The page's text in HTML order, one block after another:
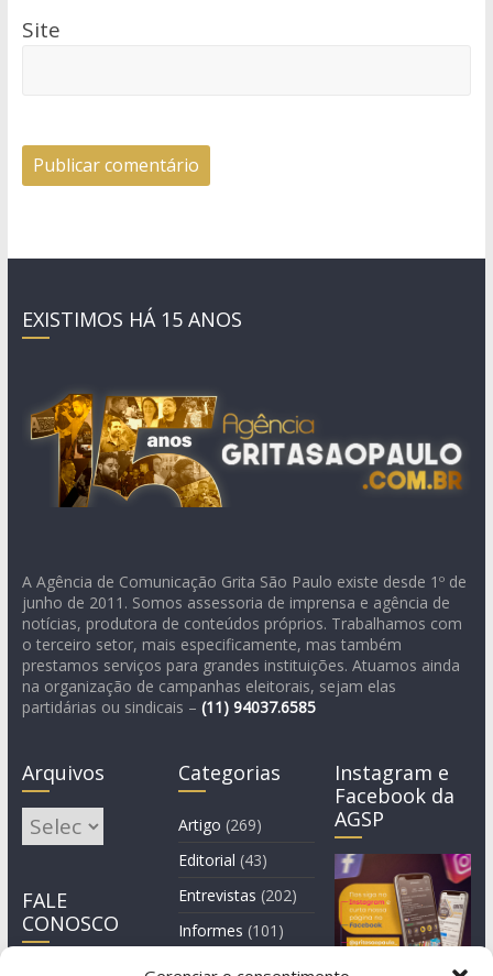
Site
EXISTIMOS HÁ 15 ANOS
A Agência de Comunicação Grita São Paulo existe desde 1º de
junho de 2011. Somos assessoria de imprensa e agência de
notícias, produtora de conteúdos próprios. Trabalhamos com
o terceiro setor, mais especificamente, mas também
prestamos serviços para grandes instituições. Atuamos ainda
na organização de campanhas eleitorais, sejam elas
partidárias ou sindicais – (11) 94037.6585
Arquivos
Arquivos
FALE
CONOSCO
Categorias
Artigo (269)
Editorial (43)
Entrevistas (202)
Informes (101)
Instagram e
Facebook da
AGSP